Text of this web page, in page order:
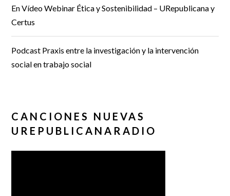
En Vídeo Webinar Ética y Sostenibilidad – URepublicana y
Certus
Podcast Praxis entre la investigación y la intervención
social en trabajo social
CANCIONES NUEVAS
UREPUBLICANARADIO